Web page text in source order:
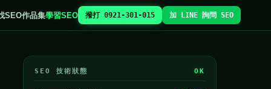
SEO作品集學習SEO 撥打 0921-301-015 加 LINE 詢問 SEO
SEO 技術狀態 OK